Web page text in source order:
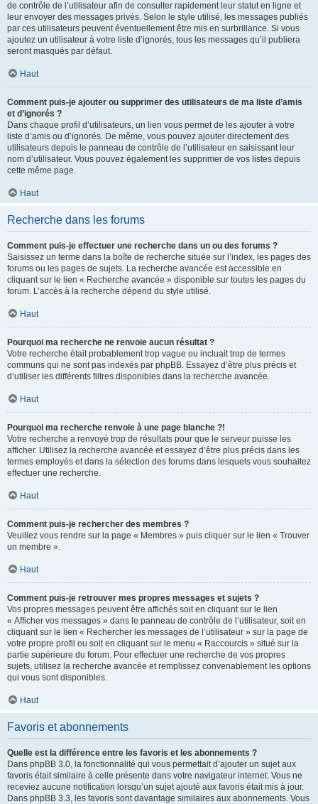
de contrôle de l’utilisateur afin de consulter rapidement leur statut en ligne et
leur envoyer des messages privés. Selon le style utilisé, les messages publiés
par ces utilisateurs peuvent éventuellement être mis en surbrillance. Si vous
ajoutez un utilisateur à votre liste d’ignorés, tous les messages qu’il publiera
seront masqués par défaut.
Haut
Comment puis-je ajouter ou supprimer des utilisateurs de ma liste d’amis
et d’ignorés ?
Dans chaque profil d’utilisateurs, un lien vous permet de les ajouter à votre
liste d’amis ou d’ignorés. De même, vous pouvez ajouter directement des
utilisateurs depuis le panneau de contrôle de l’utilisateur en saisissant leur
nom d’utilisateur. Vous pouvez également les supprimer de vos listes depuis
cette même page.
Haut
Recherche dans les forums
Comment puis-je effectuer une recherche dans un ou des forums ?
Saisissez un terme dans la boîte de recherche située sur l’index, les pages des
forums ou les pages de sujets. La recherche avancée est accessible en
cliquant sur le lien « Recherche avancée » disponible sur toutes les pages du
forum. L’accès à la recherche dépend du style utilisé.
Haut
Pourquoi ma recherche ne renvoie aucun résultat ?
Votre recherche était probablement trop vague ou incluait trop de termes
communs qui ne sont pas indexés par phpBB. Essayez d’être plus précis et
d’utiliser les différents filtres disponibles dans la recherche avancée.
Haut
Pourquoi ma recherche renvoie à une page blanche ?!
Votre recherche a renvoyé trop de résultats pour que le serveur puisse les
afficher. Utilisez la recherche avancée et essayez d’être plus précis dans les
termes employés et dans la sélection des forums dans lesquels vous souhaitez
effectuer une recherche.
Haut
Comment puis-je rechercher des membres ?
Veuillez vous rendre sur la page « Membres » puis cliquer sur le lien « Trouver
un membre ».
Haut
Comment puis-je retrouver mes propres messages et sujets ?
Vos propres messages peuvent être affichés soit en cliquant sur le lien
« Afficher vos messages » dans le panneau de contrôle de l’utilisateur, soit en
cliquant sur le lien « Rechercher les messages de l’utilisateur » sur la page de
votre propre profil ou soit en cliquant sur le menu « Raccourcis » situé sur la
partie supérieure du forum. Pour effectuer une recherche de vos propres
sujets, utilisez la recherche avancée et remplissez convenablement les options
qui vous sont disponibles.
Haut
Favoris et abonnements
Quelle est la différence entre les favoris et les abonnements ?
Dans phpBB 3.0, la fonctionnalité qui vous permettait d’ajouter un sujet aux
favoris était similaire à celle présente dans votre navigateur internet. Vous ne
receviez aucune notification lorsqu’un sujet ajouté aux favoris était mis à jour.
Dans phpBB 3.3, les favoris sont davantage similaires aux abonnements. Vous